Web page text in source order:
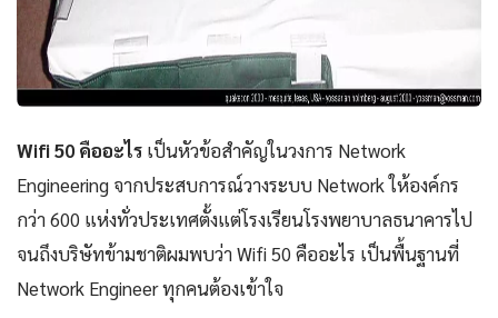
Wifi 50 คืออะไร เป็นหัวข้อสำคัญในวงการ Network
Engineering จากประสบการณ์วางระบบ Network ให้องค์กร
กว่า 600 แห่งทั่วประเทศตั้งแต่โรงเรียนโรงพยาบาลธนาคารไป
จนถึงบริษัทข้ามชาติผมพบว่า Wifi 50 คืออะไร เป็นพื้นฐานที่
Network Engineer ทุกคนต้องเข้าใจ